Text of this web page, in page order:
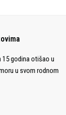
godina otišao u
u svom rodnom